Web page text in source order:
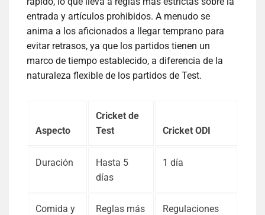
entrada y artículos prohibidos. A menudo se
anima a los aficionados a llegar temprano para
evitar retrasos, ya que los partidos tienen un
marco de tiempo establecido, a diferencia de la
naturaleza flexible de los partidos de Test.
Aspecto
Cricket de
Test
Cricket ODI
Duración
Hasta 5
días
1 día
Comida y
Reglas más
Regulaciones